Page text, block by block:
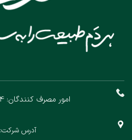
امور مصرف کنندگان: 54894- 021
آدرس شرکت: